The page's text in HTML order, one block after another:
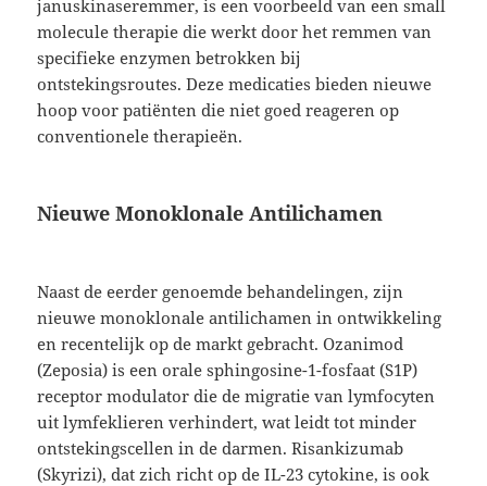
januskinaseremmer, is een voorbeeld van een small
molecule therapie die werkt door het remmen van
specifieke enzymen betrokken bij
ontstekingsroutes. Deze medicaties bieden nieuwe
hoop voor patiënten die niet goed reageren op
conventionele therapieën.
Nieuwe Monoklonale Antilichamen
Naast de eerder genoemde behandelingen, zijn
nieuwe monoklonale antilichamen in ontwikkeling
en recentelijk op de markt gebracht. Ozanimod
(Zeposia) is een orale sphingosine-1-fosfaat (S1P)
receptor modulator die de migratie van lymfocyten
uit lymfeklieren verhindert, wat leidt tot minder
ontstekingscellen in de darmen. Risankizumab
(Skyrizi), dat zich richt op de IL-23 cytokine, is ook